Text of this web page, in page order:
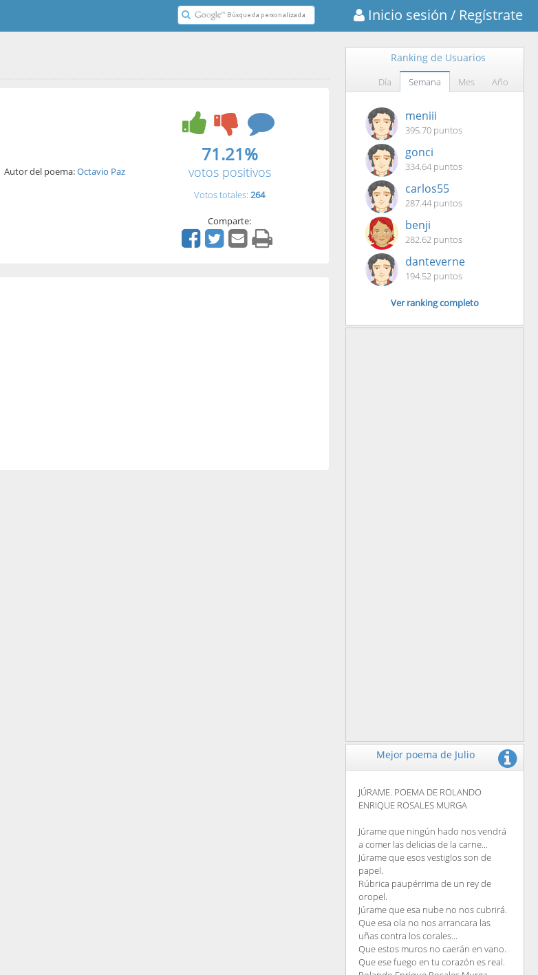
Inicio sesión / Regístrate
Autor del poema:Octavio Paz
71.21%
votos positivos
Votos totales: 264
Comparte:
Ranking de Usuarios
Día Semana Mes Año
meniii
395.70 puntos
gonci
334.64 puntos
carlos55
287.44 puntos
benji
282.62 puntos
danteverne
194.52 puntos
Ver ranking completo
Mejor poema de Julio
JÚRAME. POEMA DE ROLANDO
ENRIQUE ROSALES MURGA
Júrame que ningún hado nos vendrá
a comer las delicias de la carne...
Júrame que esos vestiglos son de
papel.
Rúbrica paupérrima de un rey de
oropel.
Júrame que esa nube no nos cubrirá.
Que esa ola no nos arrancara las
uñas contra los corales...
Que estos muros no caerán en vano.
Que ese fuego en tu corazón es real.